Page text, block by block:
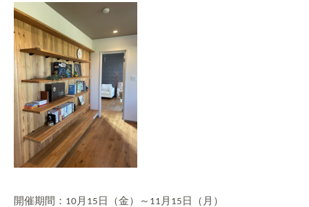
開催期間： 10 月 15 日（金）～ 11 月 15 日（月）